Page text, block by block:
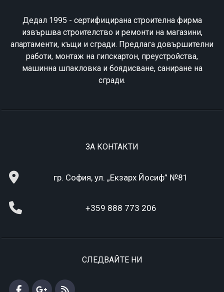
Дедал 1995 - сертифицирана строителна фирма
извършва строителство и ремонти на магазини,
апартаменти, къщи и сгради. Предлага довършителни
работи, монтаж на гипскартон, преустройства,
машинна шпакловка и боядисване, саниране на
сгради.
ЗА КОНТАКТИ
гр. София, ул. „Екзарх Йосиф” №81
+359 888 773 206
СЛЕДВАЙТЕ НИ